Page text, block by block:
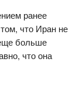
ранее
что Иран не
больше
что она